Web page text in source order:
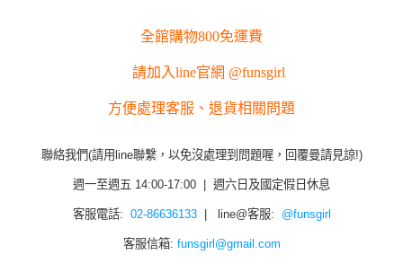
全館購物800免運費
請加入line官網 @funsgirl
方便處理客服、退貨相關問題
聯絡我們(請用line聯繫，以免沒處理到問題喔，回覆曼請見諒!)
週一至週五 14:00-17:00 | 週六日及國定假日休息
客服電話: 02-86636133| line@客服: @funsgirl
客服信箱: funsgirl@gmail.com